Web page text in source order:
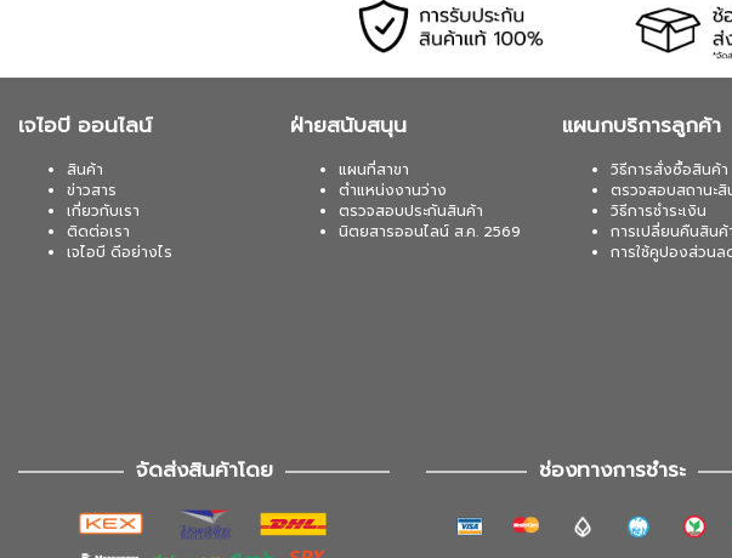
เจไอบี ออนไลน์
สินค้า
ข่าวสาร
เกี่ยวกับเรา
ติดต่อเรา
เจไอบี ดีอย่างไร
ฝ่ายสนับสนุน
แผนที่สาขา
ตำแหน่งงานว่าง
ตรวจสอบประกันสินค้า
นิตยสารออนไลน์ ส.ค. 2569
แผนกบริการลูกค้า
วิธีการสั่งซื้อสินค้า
ตรวจสอบสถานะสิ
วิธีการชำระเงิน
การเปลี่ยนคืนสินค้
การใช้คูปองส่วนล
จัดส่งสินค้าโดย ช่องทางการชำระ